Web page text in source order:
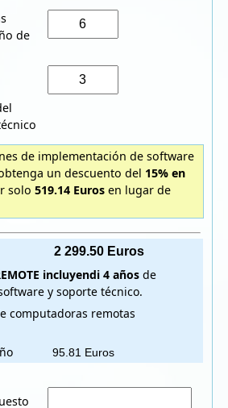
de
un descuento del 15% en
solo 519.14 Euros en lugar de
incluyendi 4 años de
y soporte técnico.
computadoras remotas